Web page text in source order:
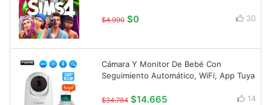
$4.990 $0 30
Cámara Y Monitor De Bebé Con
Seguimiento Automático, WiFi, App Tuya
$34.784 $14.665
14